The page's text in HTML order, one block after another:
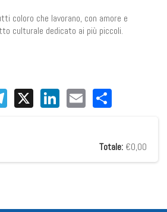
coloro che lavorano, con amore e
culturale dedicato ai più piccoli.
Telegram
X LinkedIn
Email
Totale: €0,00